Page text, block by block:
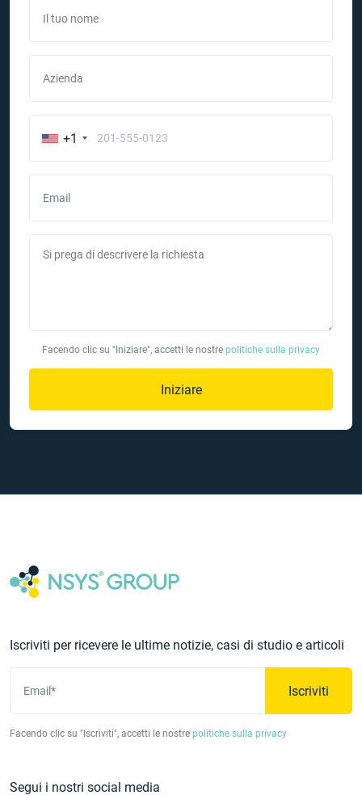
Il tuo nome
Azienda
+1
Email
Si prega di descrivere la richiesta
Facendo clic su "Iniziare", accetti le nostre politiche sulla privacy
Iniziare
Iscriviti per ricevere le ultime notizie, casi di studio e articoli
Email* Iscriviti
Facendo clic su "Iscriviti", accetti le nostre politiche sulla privacy
Segui i nostri social media